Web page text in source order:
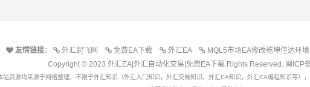
友情链接： 外汇起飞网 免费EA下载 外汇EA MQL5市场EA修改乾坤佳达环境
Copyright © 2023 外汇EA|外汇自动化交易|免费EA下载 Rights Reserved. 闽ICP
资源均来源于网络整理，不限于外汇知识（外汇入门知识，外汇交易知识，外汇EA知识，外汇EA编程知识等